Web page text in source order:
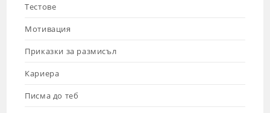
Тестове
Мотивация
Приказки за размисъл
Кариера
Писма до теб